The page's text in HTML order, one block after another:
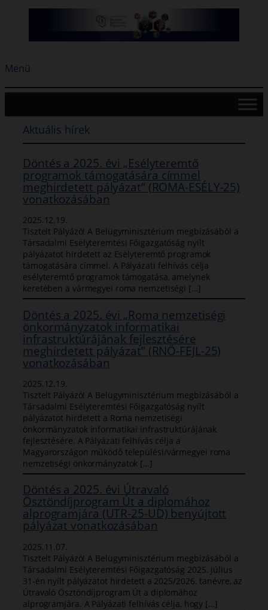
Menü
Aktuális hírek
Döntés a 2025. évi „Esélyteremtő
programok támogatására címmel
meghirdetett pályázat” (ROMA-ESÉLY-25)
vonatkozásában
2025.12.19.
Tisztelt Pályázó! A Belügyminisztérium megbízásából a
Társadalmi Esélyteremtési Főigazgatóság nyílt
pályázatot hirdetett az Esélyteremtő programok
támogatására címmel. A Pályázati felhívás célja
esélyteremtő programok támogatása, amelynek
keretében a vármegyei roma nemzetiségi […]
Döntés a 2025. évi „Roma nemzetiségi
önkormányzatok informatikai
infrastruktúrájának fejlesztésére
meghirdetett pályázat” (RNÖ-FEJL-25)
vonatkozásában
2025.12.19.
Tisztelt Pályázó! A Belügyminisztérium megbízásából a
Társadalmi Esélyteremtési Főigazgatóság nyílt
pályázatot hirdetett a Roma nemzetiségi
önkormányzatok informatikai infrastruktúrájának
fejlesztésére. A Pályázati felhívás célja a
Magyarországon működő települési/vármegyei roma
nemzetiségi önkormányzatok […]
Döntés a 2025. évi Útravaló
Ösztöndíjprogram Út a diplomához
alprogramjára (UTR-25-UD) benyújtott
pályázat vonatkozásában
2025.11.07.
Tisztelt Pályázó! A Belügyminisztérium megbízásából a
Társadalmi Esélyteremtési Főigazgatóság 2025. július
31-én nyílt pályázatot hirdetett a 2025/2026. tanévre, az
Útravaló Ösztöndíjprogram Út a diplomához
alprogramjára. A Pályázati felhívás célja, hogy […]